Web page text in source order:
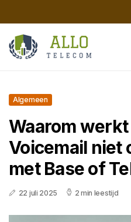
Algemeen
Waarom
Voicemail niet
met Base of
22 juli 2025 2 min leestijd